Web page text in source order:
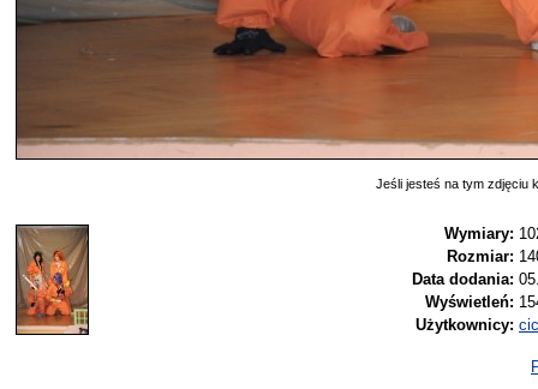
Jeśli jesteś na tym zdjęciu
Wymiary:
Rozmiar:
Data dodania:
Wyświetleń:
Użytkownicy: